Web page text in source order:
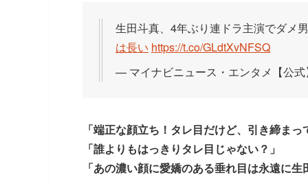
生田斗真、4年ぶり連ドラ主演でダ
は長い https://t.co/GLdtXvNFSQ
— マイナビニュース・エンタメ【公
「端正な顔立ち！タレ目だけど、引き締まっ
「誰よりもはっきりタレ目じゃない？」
「あの濃い顔に愛嬌のある垂れ目は永遠に